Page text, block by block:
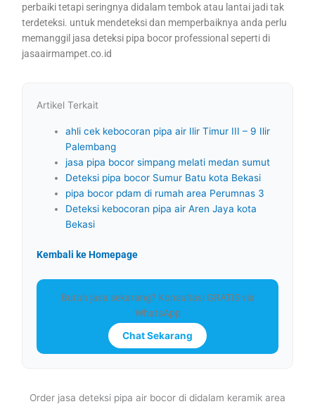
perbaiki tetapi seringnya didalam tembok atau lantai jadi tak
terdeteksi. untuk mendeteksi dan memperbaiknya anda perlu
memanggil jasa deteksi pipa bocor professional seperti di
jasaairmampet.co.id
Artikel Terkait
ahli cek kebocoran pipa air Ilir Timur III – 9 Ilir
Palembang
jasa pipa bocor simpang melati medan sumut
Deteksi pipa bocor Sumur Batu kota Bekasi
pipa bocor pdam di rumah area Perumnas 3
Deteksi kebocoran pipa air Aren Jaya kota
Bekasi
Kembali ke Homepage
Butuh jasa sekarang? Konsultasi GRATIS via
WhatsApp
Chat Sekarang
Order jasa deteksi pipa air bocor di didalam keramik area